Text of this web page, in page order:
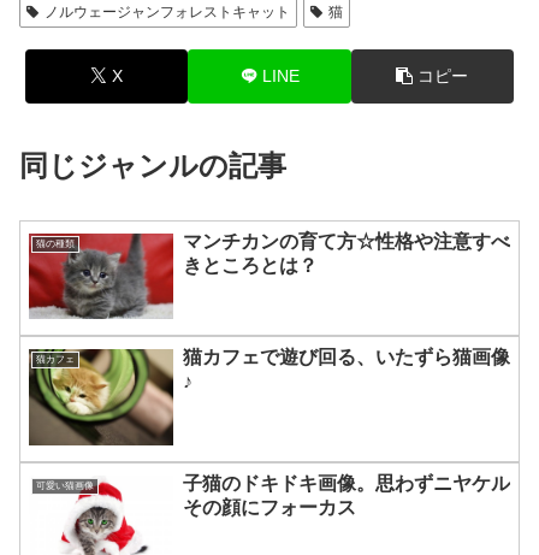
ノルウェージャンフォレストキャット
猫
X LINE コピー
同じジャンルの記事
猫の種類
マンチカンの育て方☆性格や注意すべ
きところとは？
猫カフェ
猫カフェで遊び回る、いたずら猫画像
♪
可愛い猫画像
子猫のドキドキ画像。思わずニヤケル
その顔にフォーカス